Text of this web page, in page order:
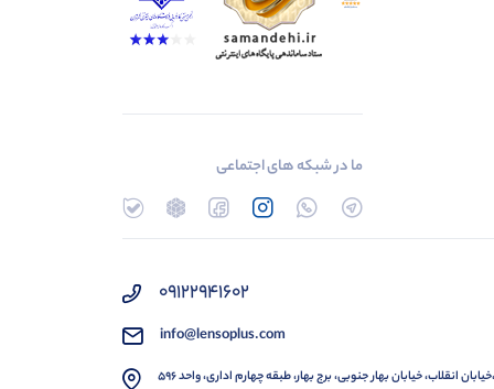
ما در شبکه های اجتماعی
۰۹۱۲۲۹۴۱۶۰۲
info@lensoplus.com
انقلاب، خیابان بهار جنوبی، برج بهار، طبقه چهارم اداری، واحد ۵۹۶